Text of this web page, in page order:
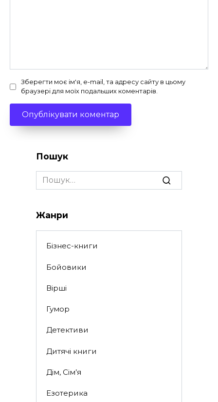
Зберегти моє ім'я, e-mail, та адресу сайту в цьому
браузері для моїх подальших коментарів.
Пошук
Search
for:
Жанри
Бізнес-книги
Бойовики
Вірші
Гумор
Детективи
Дитячі книги
Дім, Сім’я
Езотерика